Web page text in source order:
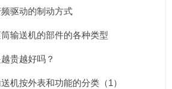
驱动的制动方式
输送机的部件的各种类型
贵越好吗？
机按外表和功能的分类（1）